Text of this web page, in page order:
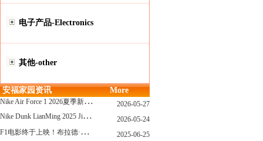
电子产品-Electronics
其他-other
安福家园资讯 More
N
ike Air Force 1 2026夏季新配色惊艳登场！经典鞋型焕发新生！ 2026-05-27
N
ike Dunk LianMing 2025 JingDian XieXing ZaiCi HuiGui 2026-05-24
F
1电影终于上映！布拉德·皮特与汤姆·克鲁斯，时隔31年红毯重逢！ 2025-06-25